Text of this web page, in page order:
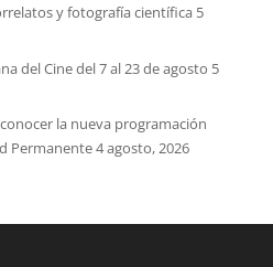
y fotografía científica 5
del Cine del 7 al 23 de agosto 5
la nueva programación
Permanente4 agosto, 2026